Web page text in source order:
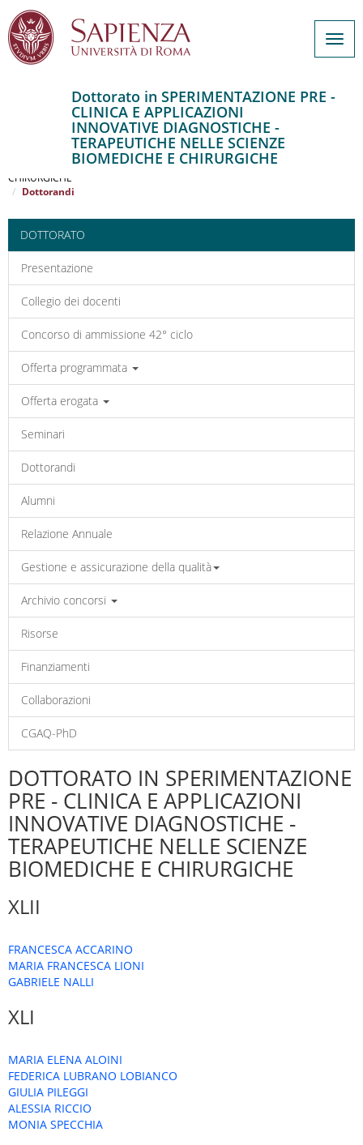
Dottorato in SPERIMENTAZIONE PRE -
CLINICA E APPLICAZIONI
INNOVATIVE DIAGNOSTICHE -
TERAPEUTICHE NELLE SCIENZE
BIOMEDICHE E CHIRURGICHE
SPERIMENTAZIONE PRE - CLINICA E APPLICAZIONI INNOVATIVE
DIAGNOSTICHE - TERAPEUTICHE NELLE SCIENZE BIOMEDICHE E
CHIRURGICHE
Dottorandi
DOTTORATO
Presentazione
Collegio dei docenti
Concorso di ammissione 42° ciclo
Offerta programmata
Offerta erogata
Seminari
Dottorandi
Alumni
Relazione Annuale
Gestione e assicurazione della qualità
Archivio concorsi
Risorse
Finanziamenti
Collaborazioni
CGAQ-PhD
DOTTORATO IN SPERIMENTAZIONE
PRE - CLINICA E APPLICAZIONI
INNOVATIVE DIAGNOSTICHE -
TERAPEUTICHE NELLE SCIENZE
BIOMEDICHE E CHIRURGICHE
XLII
FRANCESCA ACCARINO
MARIA FRANCESCA LIONI
GABRIELE NALLI
XLI
MARIA ELENA ALOINI
FEDERICA LUBRANO LOBIANCO
GIULIA PILEGGI
ALESSIA RICCIO
MONIA SPECCHIA